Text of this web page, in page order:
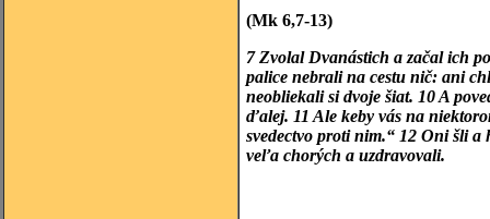
(Mk 6,7-13)
7 Zvolal Dvanástich a začal ich
palice nebrali na cestu nič: ani
neobliekali si dvoje šiat. 10 A
ďalej. 11 Ale keby vás na
svedectvo proti nim.“ 12 Oni šli
veľa chorých a uzdravovali.